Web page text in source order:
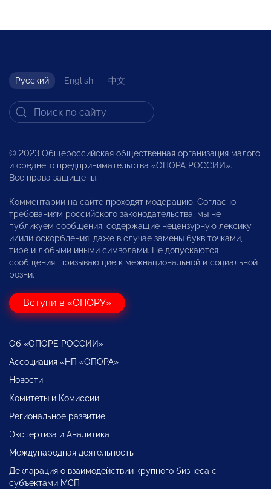
Русский English 中文
© 2023 Общероссийская общественная организация малого
и среднего предпринимательства «ОПОРА РОССИИ».
Все права защищены.
Комментарии на сайте проходят модерацию. Согласно
требованиям российского законодательства, мы не
публикуем сообщения, содержащие нецензурную лексику
и/или оскорбления, даже в случае замены букв точками,
тире и любыми иными символами. Не допускаются
сообщения, призывающие к межнациональной и социальной
розни.
Вступи в «ОПОРУ»
Об «ОПОРЕ РОССИИ»
Ассоциация «НП «ОПОРА»
Новости
Комитеты и Комиссии
Региональное развитие
Экспертиза и Аналитика
Международная деятельность
Декларация о взаимодействии крупного бизнеса с
субъектами МСП